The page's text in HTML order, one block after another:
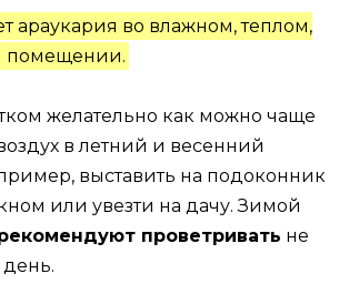
араукария во влажном, теплом,
помещении.
желательно как можно чаще
в летний и весенний
выставить на подоконник
или увезти на дачу. Зимой
проветривать не
день.